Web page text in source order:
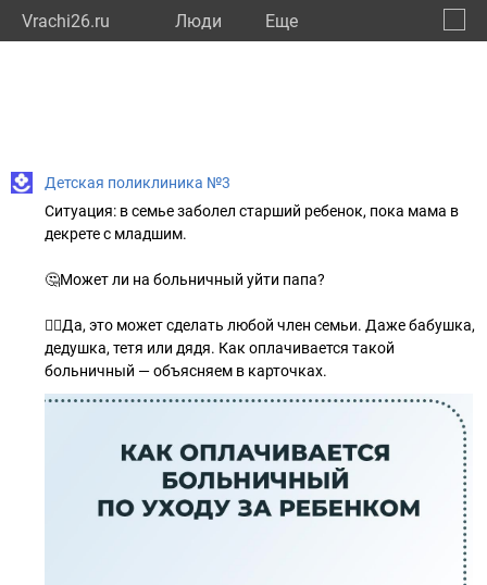
Vrachi26.ru Люди Eще
Детская поликлиника №3
Ситуация: в семье заболел старший ребенок, пока мама в
декрете с младшим.
🤔Может ли на больничный уйти папа?
👉🏻Да, это может сделать любой член семьи. Даже бабушка,
дедушка, тетя или дядя. Как оплачивается такой
больничный — объясняем в карточках.